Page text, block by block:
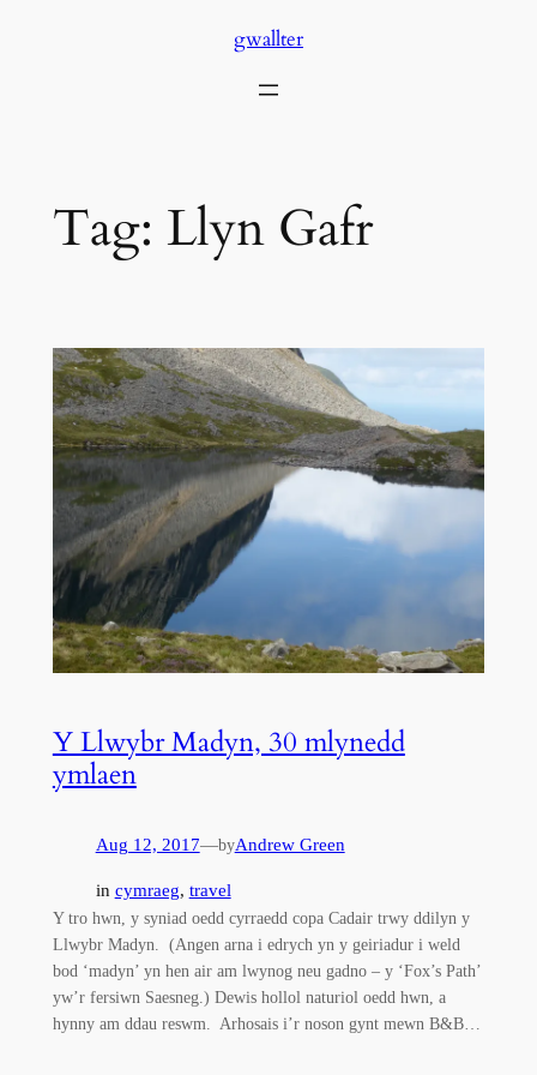
gwallter
Tag: Llyn Gafr
Y Llwybr Madyn, 30 mlynedd
ymlaen
Aug 12, 2017—byAndrew Green
in cymraeg, travel
Y tro hwn, y syniad oedd cyrraedd copa Cadair trwy ddilyn y
Llwybr Madyn. (Angen arna i edrych yn y geiriadur i weld
bod ‘madyn’ yn hen air am lwynog neu gadno – y ‘Fox’s Path’
yw’r fersiwn Saesneg.) Dewis hollol naturiol oedd hwn, a
hynny am ddau reswm. Arhosais i’r noson gynt mewn B&B…